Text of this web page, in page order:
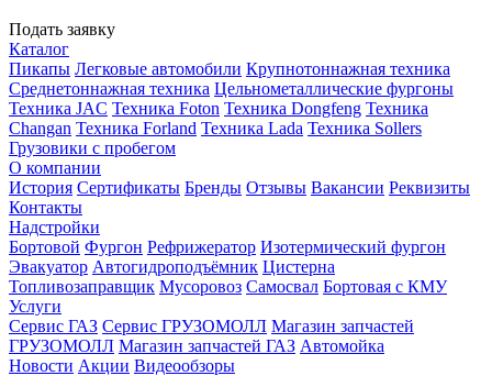
Подать заявку
Каталог
Пикапы Легковые автомобили Крупнотоннажная техника
Среднетоннажная техника Цельнометаллические фургоны
Техника JAC Техника Foton Техника Dongfeng Техника
Changan Техника Forland Техника Lada Техника Sollers
Грузовики с пробегом
О компании
История Сертификаты Бренды Отзывы Вакансии Реквизиты
Контакты
Надстройки
Бортовой Фургон Рефрижератор Изотермический фургон
Эвакуатор Автогидроподъёмник Цистерна
Топливозаправщик Мусоровоз Самосвал Бортовая с КМУ
Услуги
Сервис ГАЗ Сервис ГРУЗОМОЛЛ Магазин запчастей
ГРУЗОМОЛЛ Магазин запчастей ГАЗ Автомойка
Новости Акции Видеообзоры